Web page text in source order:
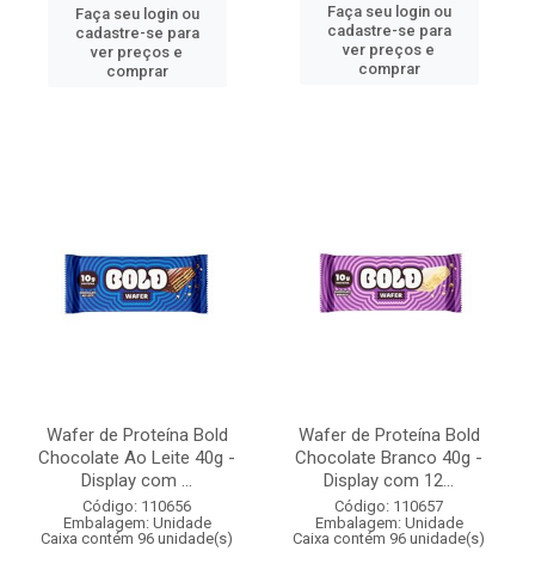
Faça seu login ou
cadastre-se para
ver preços e
comprar
Faça seu login ou
cadastre-se para
ver preços e
comprar
Wafer de Proteína Bold
Chocolate Ao Leite 40g -
Display com ...
Código: 110656
Embalagem: Unidade
Caixa contém 96 unidade(s)
Wafer de Proteína Bold
Chocolate Branco 40g -
Display com 12...
Código: 110657
Embalagem: Unidade
Caixa contém 96 unidade(s)